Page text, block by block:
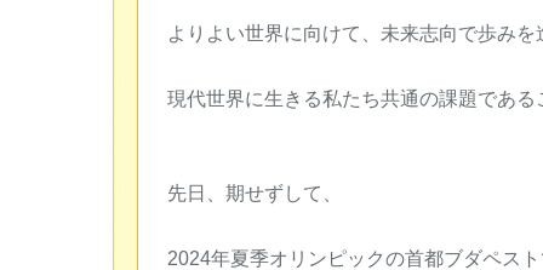
よりよい世界に向けて、未来志向で歩みを
現代世界に生きる私たち共通の課題であ
先日、期せずして、
2024年夏季オリンピックの首都ブダペス